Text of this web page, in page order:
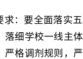
求：要全面落实
落细学校一线主
严格调剂规则，